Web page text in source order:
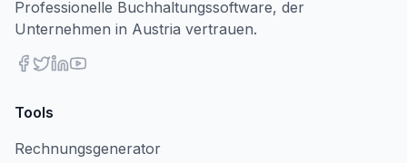
Professionelle Buchhaltungssoftware, der
Unternehmen in Austria vertrauen.
Tools
Rechnungsgenerator